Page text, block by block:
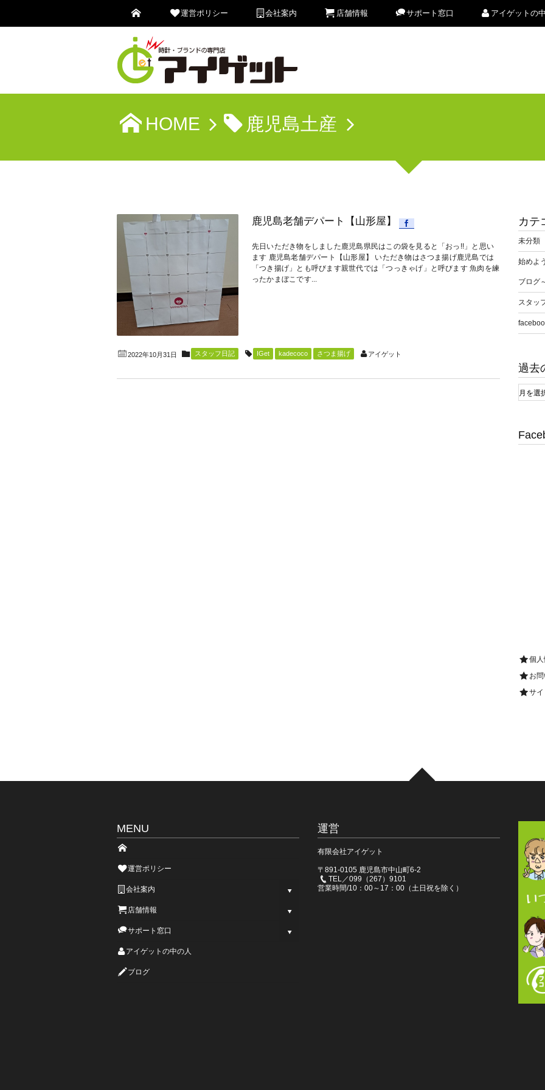
運営ポリシー 会社案内 店舗情報 サポート窓口 アイゲットの
HOME 鹿児島土産
鹿児島老舗デパート【山形屋】
先日いただき物をしました鹿児島県民はこの袋を見ると「おっ!!」と思い
ます 鹿児島老舗デパート【山形屋】 いただき物はさつま揚げ鹿児島では
「つき揚げ」とも呼びます親世代では「つっきゃげ」と呼びます 魚肉を練
ったかまぼこです...
2022年10月31日 スタッフ日記 IGet kadecoco さつま揚げ アイゲット
カテ
未分類
始めよ
ブログ
スタッ
過去
個
お
サ
MENU
運営ポリシー
会社案内
店舗情報
サポート窓口
アイゲットの中の人
ブログ
運営
有限会社アイゲット
〒891-0105 鹿児島市中山町6-2
TEL／099（267）9101
営業時間/10：00～17：00（土日祝を除く）